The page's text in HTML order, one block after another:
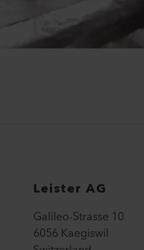
Leister AG
Galileo-Strasse 10
6056 Kaegiswil